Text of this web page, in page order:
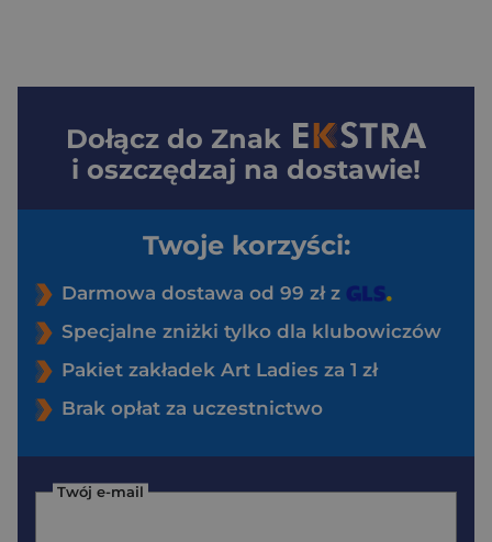
Dołącz do Znak
i oszczędzaj na dostawie!
Twoje korzyści:
Darmowa dostawa od 99 zł z
Specjalne zniżki tylko dla klubowiczów
Pakiet zakładek Art Ladies za 1 zł
Brak opłat za uczestnictwo
Twój e-mail